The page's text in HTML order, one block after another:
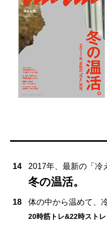
14 2017年、最新の「冷
冬の温活。
18 体の中から温めて、
20時筋トレ&22時スト